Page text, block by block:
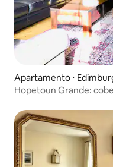
Apartamento ⋅
Hopetoun Grande: